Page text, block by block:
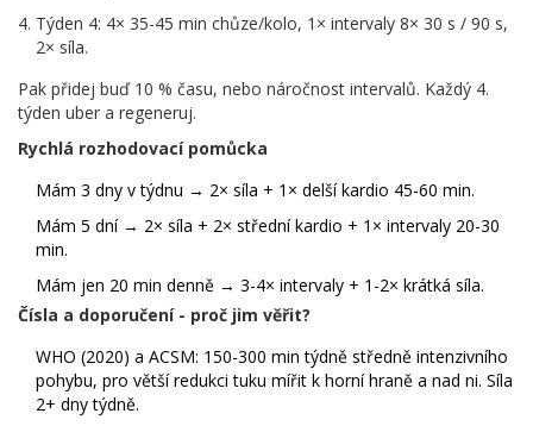
Týden 4: 4× 35-45 min chůze/kolo, 1× intervaly 8× 30 s / 90 s,
2× síla.
Pak přidej buď 10 % času, nebo náročnost intervalů. Každý 4.
týden uber a regeneruj.
Rychlá rozhodovací pomůcka
Mám 3 dny v týdnu → 2× síla + 1× delší kardio 45-60 min.
Mám 5 dní → 2× síla + 2× střední kardio + 1× intervaly 20-30
min.
Mám jen 20 min denně → 3-4× intervaly + 1-2× krátká síla.
Čísla a doporučení - proč jim věřit?
WHO (2020) a ACSM: 150-300 min týdně středně intenzivního
pohybu, pro větší redukci tuku mířit k horní hraně a nad ni. Síla
2+ dny týdně.